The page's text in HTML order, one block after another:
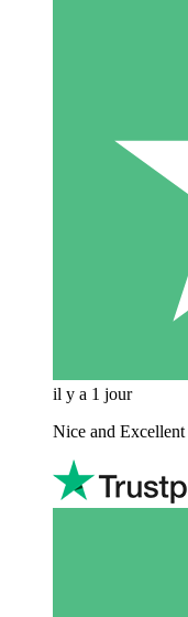
il y a 1 jour
Nice and